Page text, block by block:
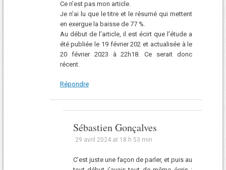
Ce n’est pas mon article.
Je n’ai lu que le titre et le résumé qui mettent
en exergue la baisse de 77 %.
Au début de l’article, il est écirt que l’étude a
été publiée le 19 février 202 et actualisée à le
20 février 2023 à 22h18. Ce serait donc
récent.
Répondre
Sébastien Gonçalves
29 avril 2024 at 18 h 53 min
C’est juste une façon de parler, et puis au